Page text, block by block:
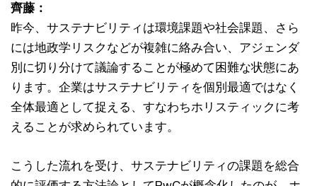
齊藤：
昨今、サステナビリティは環境課題や社会課題、さら
には地政学リスクなどが複雑に絡み合い、アジェンダ
別に切り分けて議論することが極めて困難な状態にあ
ります。企業はサステナビリティを個別最適ではなく
全体最適として捉える、すなわちホリスティックに考
えることが求められています。
こうした流れを受け、サステナビリティの課題を総合